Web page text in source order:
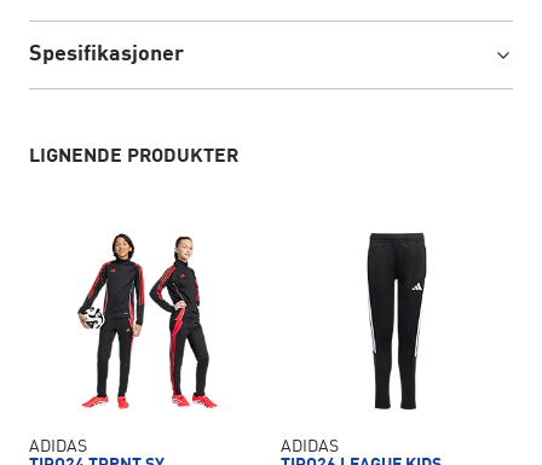
Spesifikasjoner
LIGNENDE PRODUKTER
ADIDAS
ADIDAS